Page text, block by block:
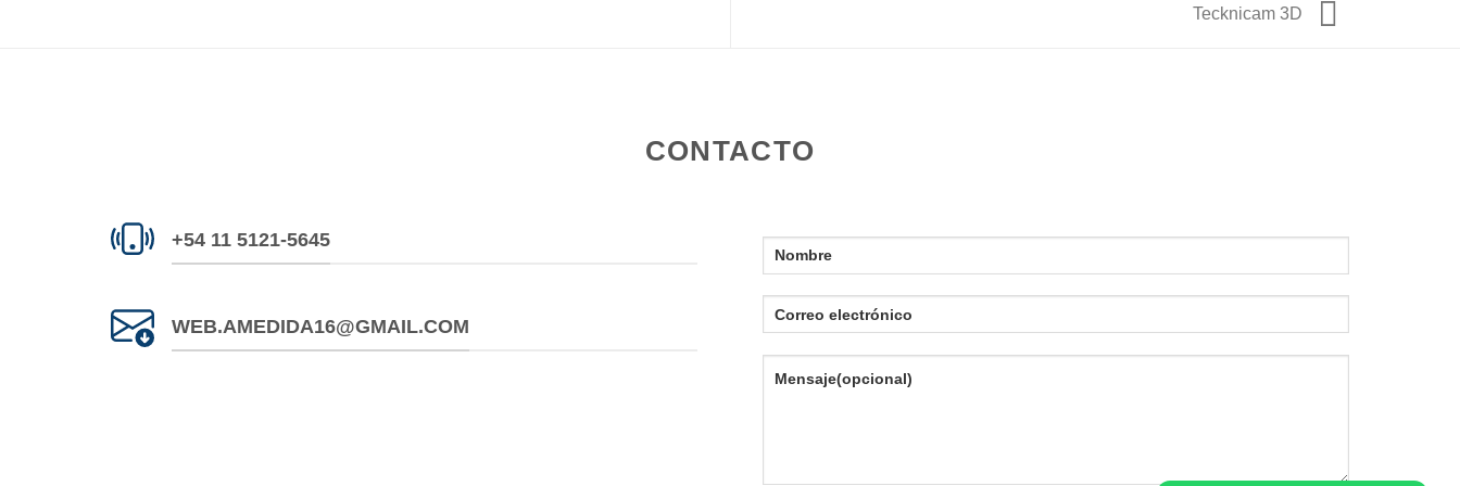
Tecknicam 3D
CONTACTO
+54 11 5121-5645
WEB.AMEDIDA16@GMAIL.COM